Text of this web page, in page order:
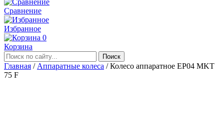
Сравнение
Избранное
0
Корзина
Главная / Аппаратные колеса /Колесо аппаратное EP04 MKT
75 F